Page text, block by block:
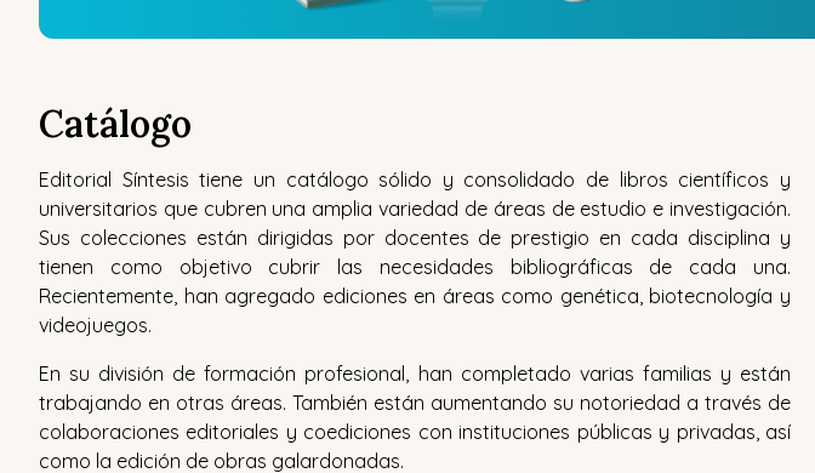
Catálogo
Editorial Síntesis tiene un catálogo sólido y consolidado de libros científicos y
universitarios que cubren una amplia variedad de áreas de estudio e investigación.
Sus colecciones están dirigidas por docentes de prestigio en cada disciplina y
tienen como objetivo cubrir las necesidades bibliográficas de cada una.
Recientemente, han agregado ediciones en áreas como genética, biotecnología y
videojuegos.
En su división de formación profesional, han completado varias familias y están
trabajando en otras áreas. También están aumentando su notoriedad a través de
colaboraciones editoriales y coediciones con instituciones públicas y privadas, así
como la edición de obras galardonadas.